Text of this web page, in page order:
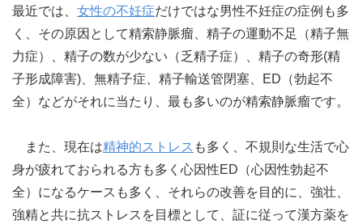
アクセス
お問い合わせ
薬膳ブログ「日々塩梅」
上郡日記ブログ
最近では、 女性の不妊症だけではな男性不妊症の症例も多
く、その原因として精索静脈瘤、精子の運動不足（精子無
力症）、精子の数が少ない（乏精子症）、精子の奇形(精
子形成障害)、無精子症、精子輸送管閉塞、ED（勃起不
全）などがそれに当たり、最も多いのが精索静脈瘤です。
また、現在は精神的ストレス も多く、不規則な生活で心
身が疲れておられる方も多く心因性ED（心因性勃起不
全）になるケースも多く、それらの改善を目的に、強壮、
強精と共に抗ストレスを目標として、証に従って漢方薬を